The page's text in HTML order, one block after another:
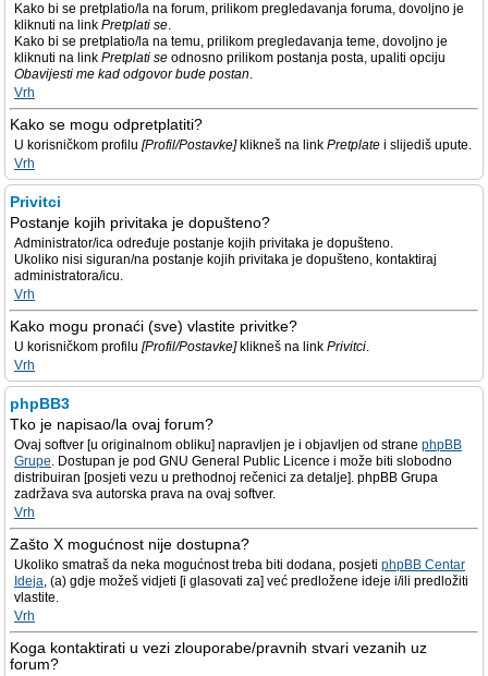
Kako bi se pretplatio/la na forum, prilikom pregledavanja foruma, dovoljno je
kliknuti na link Pretplati se.
Kako bi se pretplatio/la na temu, prilikom pregledavanja teme, dovoljno je
kliknuti na link Pretplati se odnosno prilikom postanja posta, upaliti opciju
Obavijesti me kad odgovor bude postan.
Vrh
Kako se mogu odpretplatiti?
U korisničkom profilu [Profil/Postavke]klikneš na link Pretplate i slijediš upute.
Vrh
Privitci
Postanje kojih privitaka je dopušteno?
Administrator/ica određuje postanje kojih privitaka je dopušteno.
Ukoliko nisi siguran/na postanje kojih privitaka je dopušteno, kontaktiraj
administratora/icu.
Vrh
Kako mogu pronaći (sve) vlastite privitke?
U korisničkom profilu [Profil/Postavke]klikneš na link Privitci.
Vrh
phpBB3
Tko je napisao/la ovaj forum?
Ovaj softver [u originalnom obliku] napravljen je i objavljen od strane phpBB
Grupe. Dostupan je pod GNU General Public Licence i može biti slobodno
distribuiran [posjeti vezu u prethodnoj rečenici za detalje]. phpBB Grupa
zadržava sva autorska prava na ovaj softver.
Vrh
Zašto X mogućnost nije dostupna?
Ukoliko smatraš da neka mogućnost treba biti dodana, posjeti phpBB Centar
Ideja, (a) gdje možeš vidjeti [i glasovati za] već predložene ideje i/ili predložiti
vlastite.
Vrh
Koga kontaktirati u vezi zlouporabe/pravnih stvari vezanih uz
forum?